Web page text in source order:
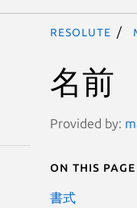
resolute
名前
Provided by:
On this page
書式